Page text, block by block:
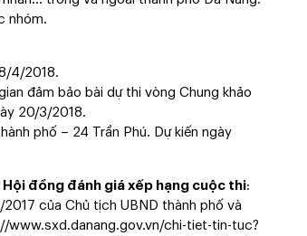
nhóm.
4/2018.
đảm bảo bài dự thi vòng Chung khảo
20/3/2018.
phố – 24 Trần Phú. Dự kiến ngày
đồng đánh giá xếp hạng cuộc thi:
của Chủ tịch UBND thành phố và
chi-tiet-tin-tuc?